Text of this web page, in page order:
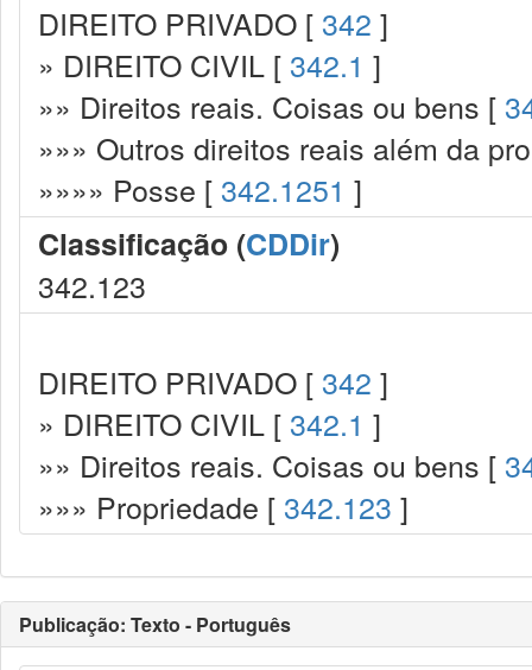
DIREITO PRIVADO [ 342 ]
» DIREITO CIVIL [ 342.1 ]
»» Direitos reais. Coisas ou bens [
»»» Outros direitos reais além da
»»»» Posse [ 342.1251 ]
Classificação (CDDir)
342.123
DIREITO PRIVADO [ 342 ]
» DIREITO CIVIL [ 342.1 ]
»» Direitos reais. Coisas ou bens [
»»» Propriedade [ 342.123 ]
Publicação: Texto - Português